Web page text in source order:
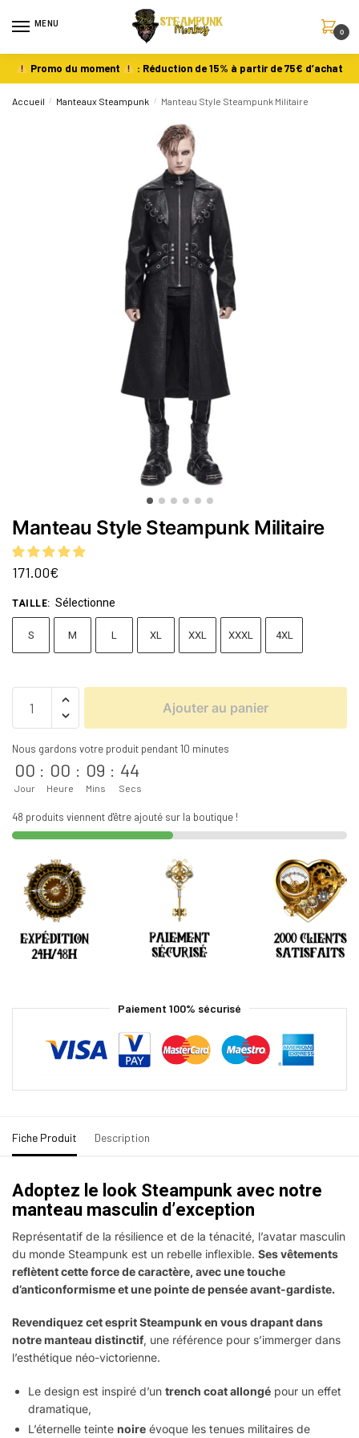
MENU
0
Promo du moment : Réduction de 15% à partir de 75€ d’achat
Accueil / Manteaux Steampunk / Manteau Style Steampunk Militaire
Manteau Style Steampunk Militaire
171.00€
TAILLE: Sélectionne
S M L XL XXL XXXL 4XL
Ajouter au panier
Nous gardons votre produit pendant 10 minutes
00
Jour
: 00
Heure
: 09
Mins
: 44
Secs
48 produits viennent d'être ajouté sur la boutique !
Paiement 100% sécurisé
Fiche Produit Description
Adoptez le look Steampunk avec notre
manteau masculin d’exception
Représentatif de la résilience et de la ténacité, l’avatar masculin
du monde Steampunk est un rebelle inflexible. Ses vêtements
reflètent cette force de caractère, avec une touche
d’anticonformisme et une pointe de pensée avant-gardiste.
Revendiquez cet esprit Steampunk en vous drapant dans
notre manteau distinctif, une référence pour s’immerger dans
l’esthétique néo-victorienne.
Le design est inspiré d’un trench coat allongé pour un effet
dramatique,
L’éternelle teinte noire évoque les tenues militaires de